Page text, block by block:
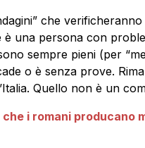
che
è una persona con
sempre pieni (per
o è senza prove.
Quello non è un
che i romani producano